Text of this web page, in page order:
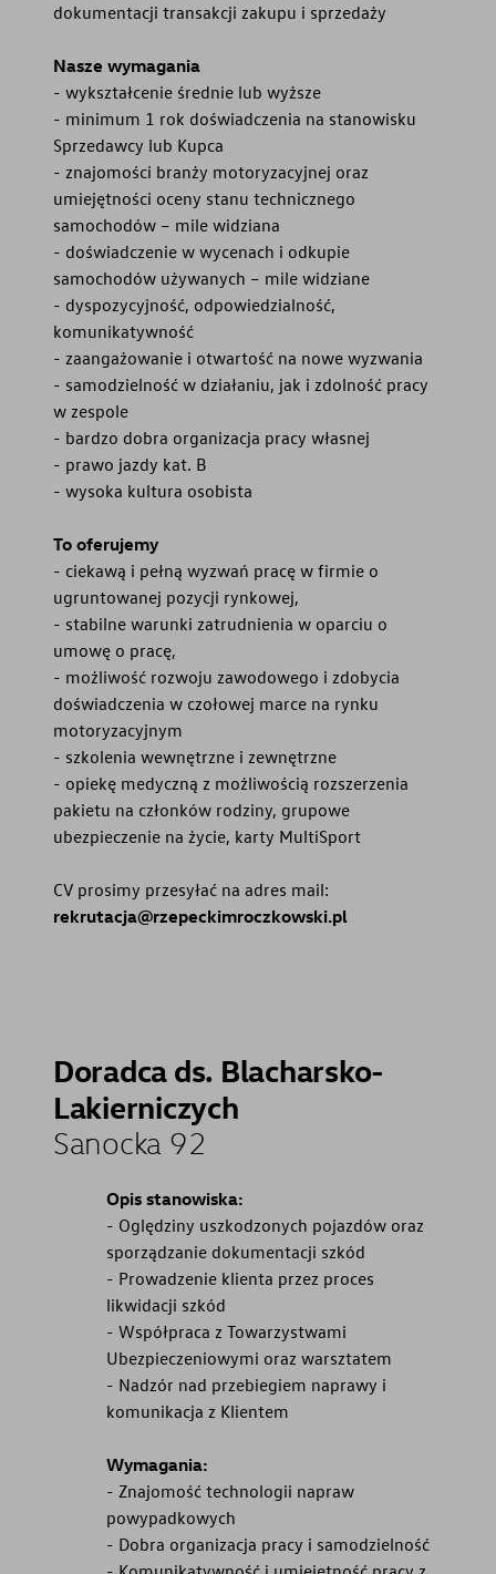
Rekrutacja
dokumentacji transakcji zakupu i sprzedaży
Nasze wymagania
- wykształcenie średnie lub wyższe
- minimum 1 rok doświadczenia na stanowisku
Sprzedawcy lub Kupca
- znajomości branży motoryzacyjnej oraz
umiejętności oceny stanu technicznego
samochodów – mile widziana
- doświadczenie w wycenach i odkupie
samochodów używanych – mile widziane
- dyspozycyjność, odpowiedzialność,
komunikatywność
- zaangażowanie i otwartość na nowe wyzwania
- samodzielność w działaniu, jak i zdolność pracy
w zespole
- bardzo dobra organizacja pracy własnej
- prawo jazdy kat. B
- wysoka kultura osobista
To oferujemy
- ciekawą i pełną wyzwań pracę w firmie o
ugruntowanej pozycji rynkowej,
- stabilne warunki zatrudnienia w oparciu o
umowę o pracę,
- możliwość rozwoju zawodowego i zdobycia
doświadczenia w czołowej marce na rynku
motoryzacyjnym
- szkolenia wewnętrzne i zewnętrzne
- opiekę medyczną z możliwością rozszerzenia
pakietu na członków rodziny, grupowe
ubezpieczenie na życie, karty MultiSport
CV prosimy przesyłać na adres mail:
rekrutacja@rzepeckimroczkowski.pl
Doradca ds. Blacharsko-
Lakierniczych
Sanocka 92
Opis stanowiska:
- Oględziny uszkodzonych pojazdów oraz
sporządzanie dokumentacji szkód
- Prowadzenie klienta przez proces
likwidacji szkód
- Współpraca z Towarzystwami
Ubezpieczeniowymi oraz warsztatem
- Nadzór nad przebiegiem naprawy i
komunikacja z Klientem
Wymagania:
- Znajomość technologii napraw
powypadkowych
- Dobra organizacja pracy i samodzielność